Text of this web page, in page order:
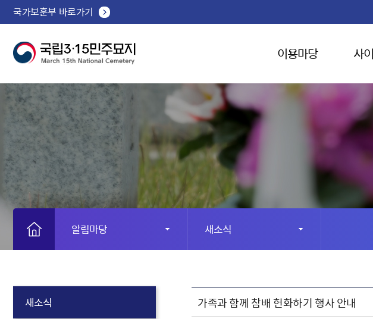
국가보훈부 바로가기
이용마당 사
알림마당 새소식
새소식 가족과 함께 참배 헌화하기 행사 안내